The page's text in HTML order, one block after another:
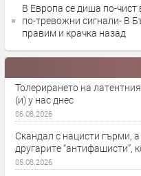
В Европа се диша по-
по-тревожни сигнали- В
правим и крачка назад
Толерирането на
(и) у нас днес
06.08.2026
Скандал с нацисти гърми,
другарите “антифашисти”,
05.08.2026